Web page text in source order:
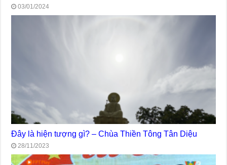
03/01/2024
Đây là hiện tượng gì? – Chùa Thiền Tông Tân Diệu
28/11/2023